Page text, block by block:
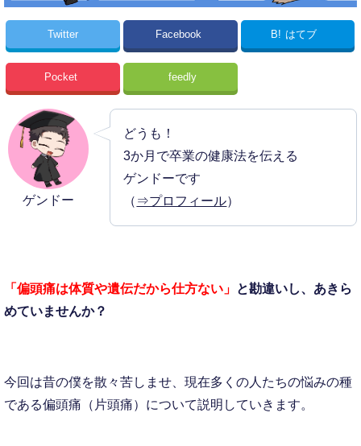
Twitter Facebook B! はてブ
Pocket feedly
ゲンドー
どうも！
3か月で卒業の健康法を伝える
ゲンドーです
（ ⇒プロフィール）
「偏頭痛は体質や遺伝だから仕方ない」 と勘違いし、あきら
めていませんか？
今回は昔の僕を散々苦しませ、現在多くの人たちの悩みの種
である偏頭痛（片頭痛）について説明していきます。